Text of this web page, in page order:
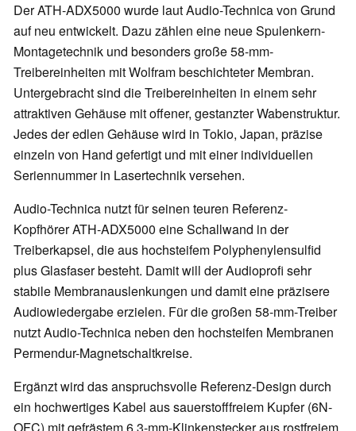
Der ATH-ADX5000 wurde laut Audio-Technica von Grund
auf neu entwickelt. Dazu zählen eine neue Spulenkern-
Montagetechnik und besonders große 58-mm-
Treibereinheiten mit Wolfram beschichteter Membran.
Untergebracht sind die Treibereinheiten in einem sehr
attraktiven Gehäuse mit offener, gestanzter Wabenstruktur.
Jedes der edlen Gehäuse wird in Tokio, Japan, präzise
einzeln von Hand gefertigt und mit einer individuellen
Seriennummer in Lasertechnik versehen.
Audio-Technica nutzt für seinen teuren Referenz-
Kopfhörer ATH-ADX5000 eine Schallwand in der
Treiberkapsel, die aus hochsteifem Polyphenylensulfid
plus Glasfaser besteht. Damit will der Audioprofi sehr
stabile Membranauslenkungen und damit eine präzisere
Audiowiedergabe erzielen. Für die großen 58-mm-Treiber
nutzt Audio-Technica neben den hochsteifen Membranen
Permendur-Magnetschaltkreise.
Ergänzt wird das anspruchsvolle Referenz-Design durch
ein hochwertiges Kabel aus sauerstofffreiem Kupfer (6N-